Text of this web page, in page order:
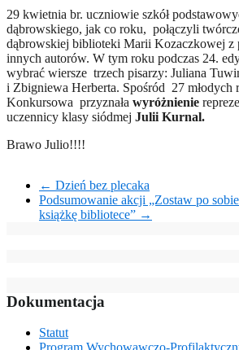
29 kwietnia br. uczniowie szkół
dąbrowskiego, jak co roku, połączyli
dąbrowskiej biblioteki Marii Kozaczkowej z
innych autorów. W tym roku podczas 24.
wybrać wiersze trzech pisarzy: Juliana
i Zbigniewa Herberta. Spośród 27 młodych
Konkursowa przyznała wyróżnienie
uczennicy klasy siódmej Julii Kurnal.
Brawo Julio!!!!
← Dzień bez plecaka
Podsumowanie akcji „Zostaw po
książkę bibliotece” →
Dokumentacja
Statut